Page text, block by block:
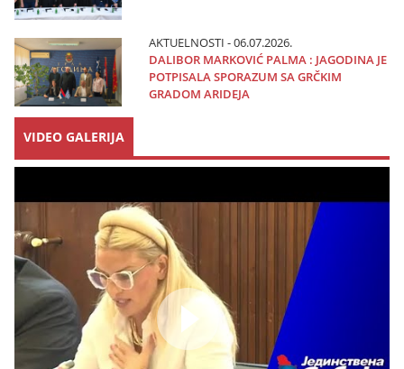
AKTUELNOSTI - 06.07.2026.
DALIBOR MARKOVIĆ PALMA : JAGODINA JE
POTPISALA SPORAZUM SA GRČKIM
GRADOM ARIDEJA
VIDEO GALERIJA